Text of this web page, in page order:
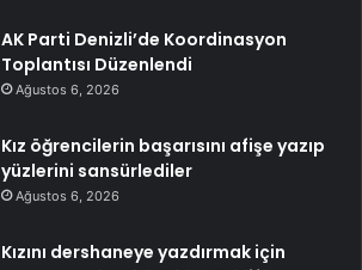
AK Parti Denizli’de Koordinasyon
Toplantısı Düzenlendi
Ağustos 6, 2026
Kız öğrencilerin başarısını afişe yazıp
yüzlerini sansürlediler
Ağustos 6, 2026
Kızını dershaneye yazdırmak için